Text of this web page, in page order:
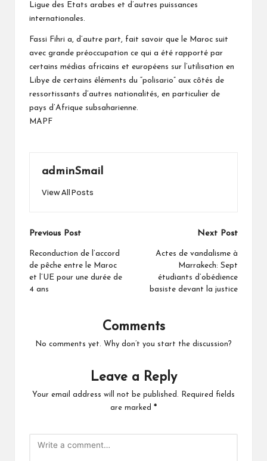
Ligue des Etats arabes et d’autres puissances
internationales.
Fassi Fihri a, d’autre part, fait savoir que le Maroc suit
avec grande préoccupation ce qui a été rapporté par
certains médias africains et européens sur l’utilisation en
Libye de certains éléments du “polisario” aux côtés de
ressortissants d’autres nationalités, en particulier de
pays d’Afrique subsaharienne.
MAPF
adminSmail
View All Posts
Post
navigation
Previous Post
Reconduction de l’accord
de pêche entre le Maroc
et l’UE pour une durée de
4 ans
Next Post
Actes de vandalisme à
Marrakech: Sept
étudiants d’obédience
basiste devant la justice
Comments
No comments yet. Why don’t you start the discussion?
Leave a Reply
Your email address will not be published.
Required fields
are marked *